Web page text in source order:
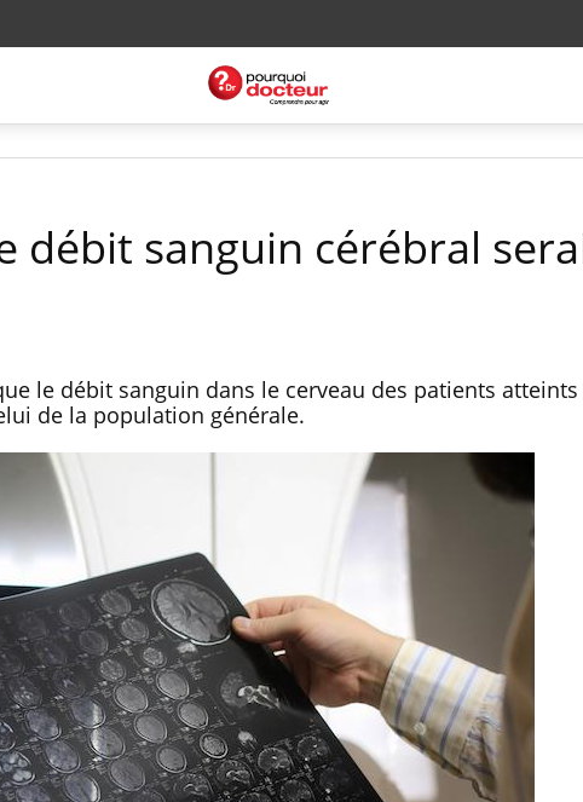
débit sanguin cérébral
le débit sanguin dans le cerveau des patients
de la population générale.